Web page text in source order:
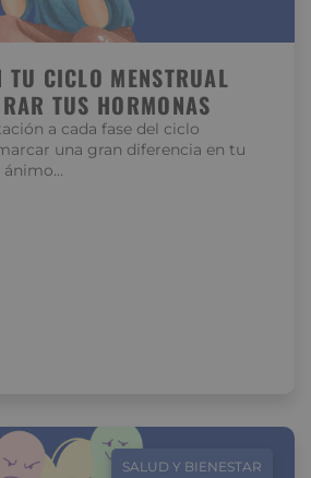
TU CICLO MENSTRUAL
TUS HORMONAS
a cada fase del ciclo
una gran diferencia en tu
ánimo…
SALUD Y BIENESTAR